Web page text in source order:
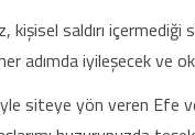
kişisel saldırı
adımda iyileşecek ve
siteye yön veren Efe